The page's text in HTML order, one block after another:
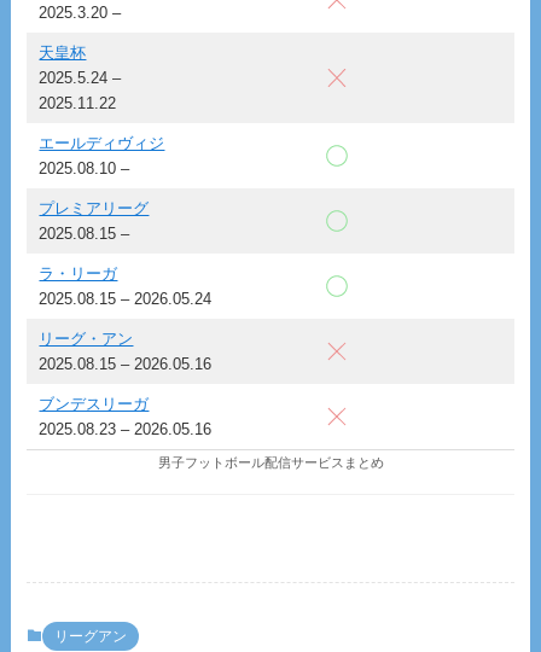
2025.3.20 –
天皇杯
2025.5.24 –
2025.11.22
エールディヴィジ
2025.08.10 –
プレミアリーグ
2025.08.15 –
ラ・リーガ
2025.08.15 – 2026.05.24
リーグ・アン
2025.08.15 – 2026.05.16
ブンデスリーガ
2025.08.23 – 2026.05.16
男子フットボール配信サービスまとめ
リーグアン